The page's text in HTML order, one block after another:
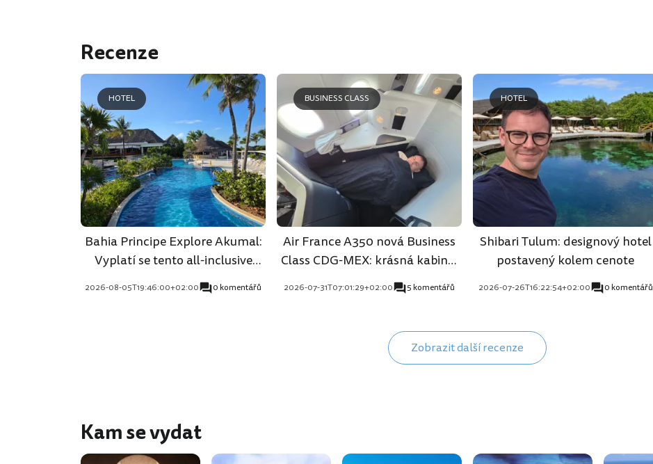
Recenze
HOTEL
Bahia Principe Explore Akumal:
Vyplatí se tento all-inclusive
resort v Tulumu?
2026-08-05T19:46:00+02:00 0 komentářů
BUSINESS CLASS
Air France A350 nová Business
Class CDG-MEX: krásná kabina,
průměrný zážitek
2026-07-31T07:01:29+02:00 5 komentářů
HOTEL
Shibari Tulum: designový hotel
postavený kolem cenote
2026-07-26T16:22:54+02:00 0 komentářů
Zobrazit další recenze
Kam se vydat